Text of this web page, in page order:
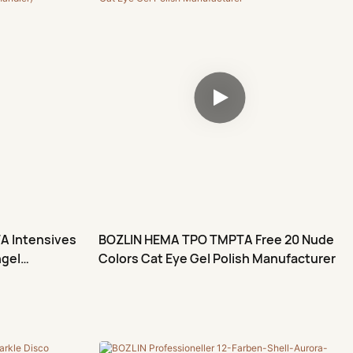
und
Tupfen Sie das hochpigmentierte Gel
Vorkenntnisse sind nicht erforderlich. Ideal
für nahtlose Ombré-Verläufe, French
Manicure und angesagte Gel-Nageldesigns
Intensives
BOZLIN HEMA TPO TMPTA Free 20 Nude
Colors Cat Eye Gel Polish Manufacturer